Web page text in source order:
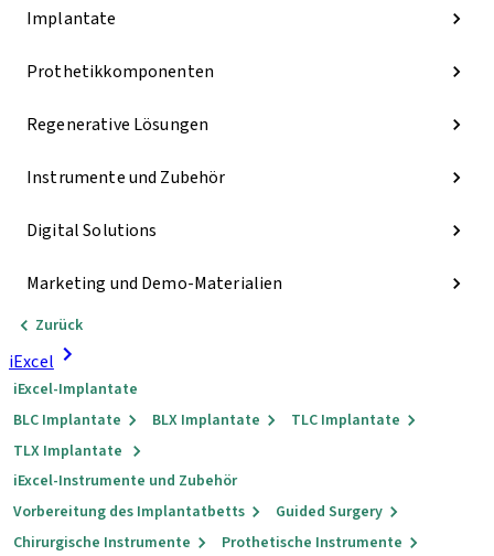
Implantate
Prothetikkomponenten
Regenerative Lösungen
Instrumente und Zubehör
Digital Solutions
Marketing und Demo-Materialien
Zurück
iExcel
iExcel-Implantate
BLC Implantate
BLX Implantate
TLC Implantate
TLX Implantate
iExcel-Instrumente und Zubehör
Vorbereitung des Implantatbetts
Guided Surgery
Chirurgische Instrumente
Prothetische Instrumente